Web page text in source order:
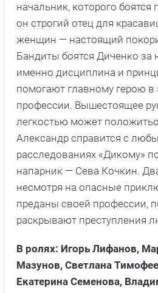
начальник, которого
он строгий отец для
женщин — настоящий
Бандиты боятся Диченко за
именно дисциплина и
помогают главному герою в
профессии. Вышестоящее
легкостью может
Александр справится с
расследованиях «Дикому»
напарник — Сева Кочкин.
несмотря на опасные
преданы своей профессии,
раскрывают преступления
В ролях: Игорь Лифанов,
Мазунов, Светлана
Екатерина Семенова,